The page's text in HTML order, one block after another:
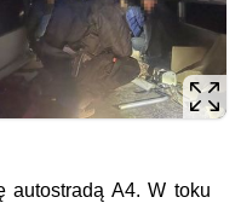
autostradą A4. W toku